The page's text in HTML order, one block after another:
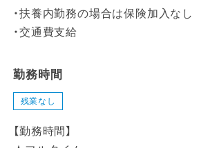
・扶養内勤務の場合は保険加入なし
・交通費支給
勤務時間
残業なし
【勤務時間】